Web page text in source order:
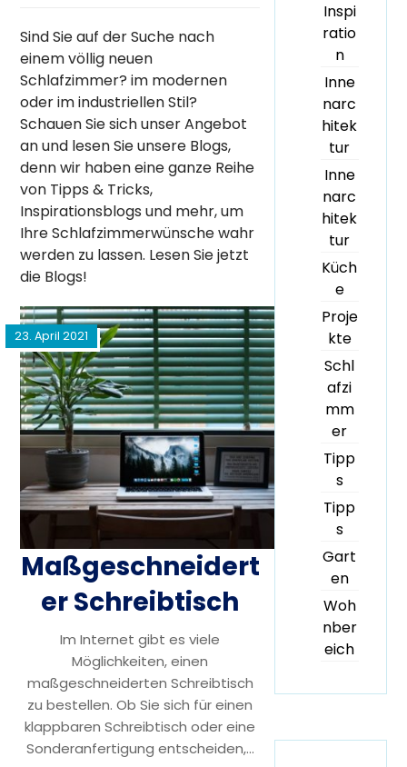
Sind Sie auf der Suche nach
einem völlig neuen
Schlafzimmer? im modernen
oder im industriellen Stil?
Schauen Sie sich unser Angebot
an und lesen Sie unsere Blogs,
denn wir haben eine ganze Reihe
von Tipps & Tricks,
Inspirationsblogs und mehr, um
Ihre Schlafzimmerwünsche wahr
werden zu lassen. Lesen Sie jetzt
die Blogs!
Maßgeschneidert
er Schreibtisch
23. April 2021
Im Internet gibt es viele
Möglichkeiten, einen
maßgeschneiderten Schreibtisch
zu bestellen. Ob Sie sich für einen
klappbaren Schreibtisch oder eine
Sonderanfertigung entscheiden,...
Inspi
ratio
n
Inne
narc
hitek
tur
Inne
narc
hitek
tur
Küch
e
Proje
kte
Schl
afzi
mm
er
Tipp
s
Tipp
s
Gart
en
Woh
nber
eich